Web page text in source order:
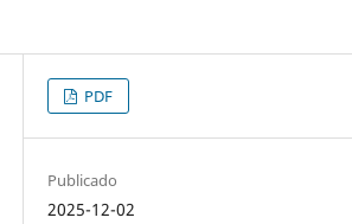
PDF
Publicado
2025-12-02